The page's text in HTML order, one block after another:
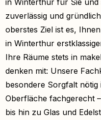
zuverlässig und
oberstes Ziel ist es,
in Winterthur
Ihre Räume stets in
denken mit: Unsere
besondere Sorgfalt nötig
Oberfläche fachgerecht
bis hin zu Glas und